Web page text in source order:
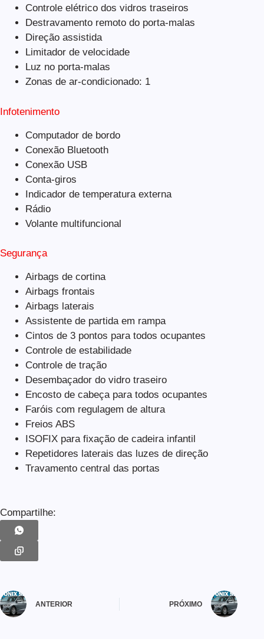
Controle elétrico dos vidros traseiros
Destravamento remoto do porta-malas
Direção assistida
Limitador de velocidade
Luz no porta-malas
Zonas de ar-condicionado: 1
Infotenimento
Computador de bordo
Conexão Bluetooth
Conexão USB
Conta-giros
Indicador de temperatura externa
Rádio
Volante multifuncional
Segurança
Airbags de cortina
Airbags frontais
Airbags laterais
Assistente de partida em rampa
Cintos de 3 pontos para todos ocupantes
Controle de estabilidade
Controle de tração
Desembaçador do vidro traseiro
Encosto de cabeça para todos ocupantes
Faróis com regulagem de altura
Freios ABS
ISOFIX para fixação de cadeira infantil
Repetidores laterais das luzes de direção
Travamento central das portas
Compartilhe:
ANTERIOR PRÓXIMO